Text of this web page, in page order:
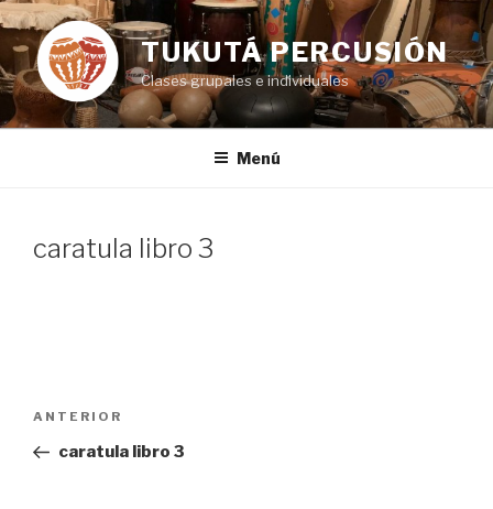
Ir
contenido
TUKUTÁ PERCUSIÓN
Clases grupales e individuales
Menú
caratula libro 3
entradas
Entrada
anterior:
ANTERIOR
caratula libro 3